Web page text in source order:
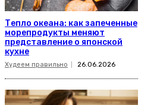
Тепло океана: как запеченные
морепродукты меняют
представление о японской
кухне
Худеем правильно 26.06.2026